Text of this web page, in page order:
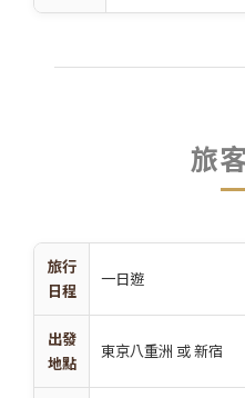
旅
旅行
日程
一日遊
出發
地點
東京八重洲 或 新宿